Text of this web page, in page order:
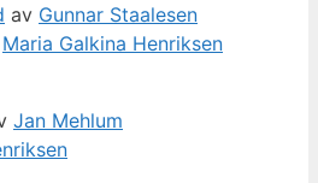
av Gunnar Staalesen
Maria Galkina Henriksen
Jan Mehlum